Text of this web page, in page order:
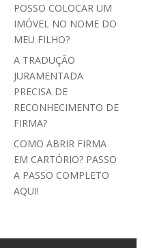
POSSO COLOCAR UM
IMÓVEL NO NOME DO
MEU FILHO?
A TRADUÇÃO
JURAMENTADA
PRECISA DE
RECONHECIMENTO DE
FIRMA?
COMO ABRIR FIRMA
EM CARTÓRIO? PASSO
A PASSO COMPLETO
AQUI!